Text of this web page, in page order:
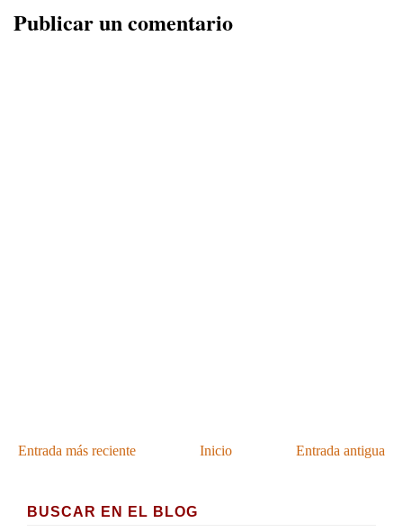
Publicar un comentario
Entrada más reciente Entrada antigua
Inicio
BUSCAR EN EL BLOG